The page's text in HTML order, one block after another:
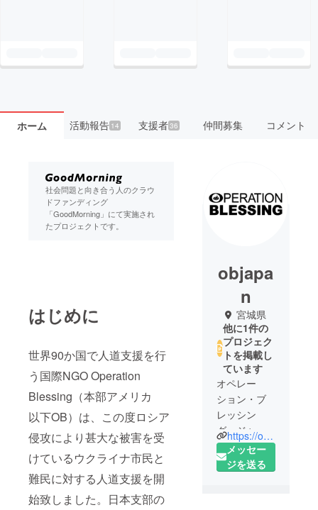
ホーム 活動報告14 支援者36 仲間募集 コメント
社会問題と向き合う人のクラウ
ドファンディング
「GoodMorning」にて実施され
たプロジェクトです。
はじめに
世界90か国で人道支援を行
う国際NGO Operation
Blessing（本部アメリカ
以下OB）は、この度ロシア
侵攻により甚大な被害を受
けているウクライナ市民と
難民に対する人道支援を開
始致しました。日本支部の
objapa
n
宮城県
他に1件の
プロジェク
トを掲載し
ています
オペレー
ション・ブ
レッシン
グ・ジャパ
ンは、社会
課題の解決
https://objapan.org
メッセー
ジを送る